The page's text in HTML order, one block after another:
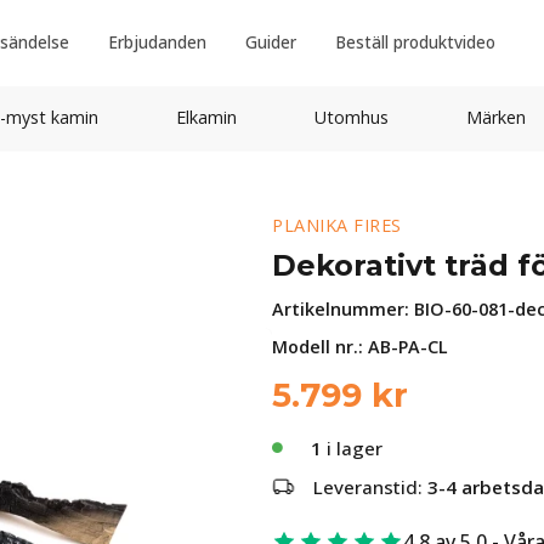
Erbjudanden Guider Beställ produktvideo
kamin Elkamin Utomhus Märken
PLANIKA FIRES
Dekorativt träd
Artikelnummer: BIO-60-081-
Modell nr.: AB-PA-CL
5.799 kr
1 i lager
Leveranstid: 3-4